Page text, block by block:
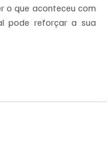
o que aconteceu com
pode reforçar a sua